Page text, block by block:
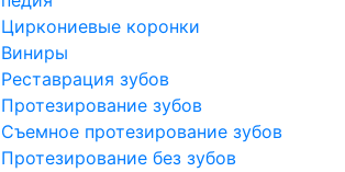
Циркониевые коронки
Виниры
Реставрация зубов
Протезирование зубов
Съемное протезирование зубов
Протезирование без зубов